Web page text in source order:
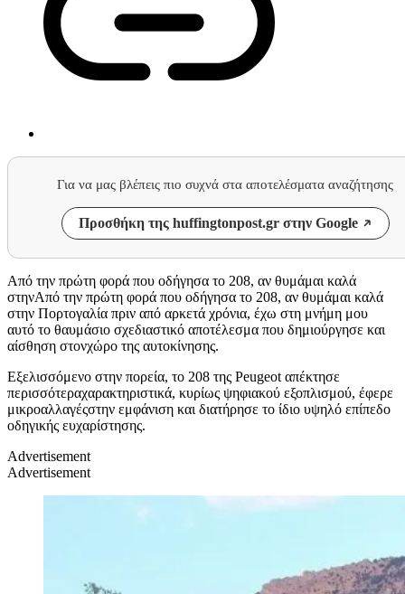
Για να μας βλέπεις πιο συχνά στα αποτελέσματα αναζήτησης
Προσθήκη της huffingtonpost.gr στην Google
Από την πρώτη φορά που οδήγησα το 208, αν θυμάμαι καλά
στηνΑπό την πρώτη φορά που οδήγησα το 208, αν θυμάμαι καλά
στην Πορτογαλία πριν από αρκετά χρόνια, έχω στη μνήμη μου
αυτό το θαυμάσιο σχεδιαστικό αποτέλεσμα που δημιούργησε και
αίσθηση στονχώρο της αυτοκίνησης.
Εξελισσόμενο στην πορεία, το 208 της Peugeot απέκτησε
περισσότεραχαρακτηριστικά, κυρίως ψηφιακού εξοπλισμού, έφερε
μικροαλλαγέςστην εμφάνιση και διατήρησε το ίδιο υψηλό επίπεδο
οδηγικής ευχαρίστησης.
Advertisement
Advertisement